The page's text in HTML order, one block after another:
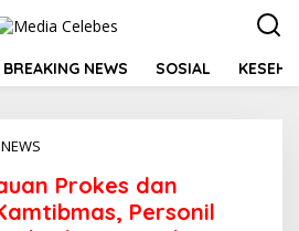
BREAKING NEWS SOSIAL
r
k
e
Prokes dan
Personil